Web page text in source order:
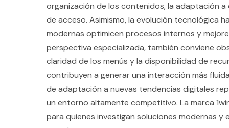
organización de los contenidos, la adaptación
de acceso. Asimismo, la evolución tecnológica
modernas optimicen procesos internos y
perspectiva especializada, también conviene
claridad de los menús y la disponibilidad de
contribuyen a generar una interacción más
de adaptación a nuevas tendencias digitales
un entorno altamente competitivo. La marca
para quienes investigan soluciones modernas